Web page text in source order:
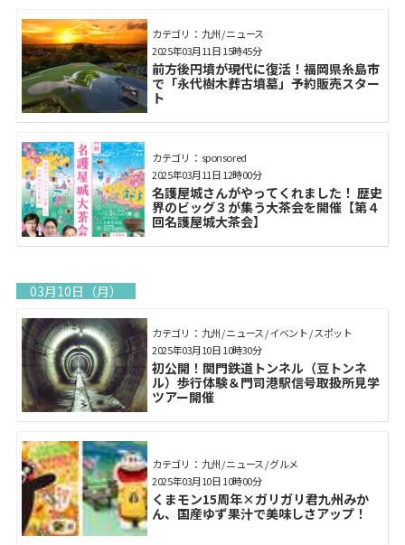
カテゴリ： 九州 / ニュース
前方後円墳が現代に復活！福岡県糸島市
で「永代樹木葬古墳墓」予約販売スター
ト
2025年03月11日 15時45分
カテゴリ： sponsored
名護屋城さんがやってくれました！ 歴史
界のビッグ３が集う大茶会を開催【第４
回名護屋城大茶会】
2025年03月11日 12時00分
03月10日（月）
カテゴリ： 九州 / ニュース / イベント / スポット
初公開！関門鉄道トンネル（豆トンネ
ル）歩行体験＆門司港駅信号取扱所見学
ツアー開催
2025年03月10日 10時30分
カテゴリ： 九州 / ニュース / グルメ
くまモン15周年×ガリガリ君九州みか
ん、国産ゆず果汁で美味しさアップ！
2025年03月10日 10時00分